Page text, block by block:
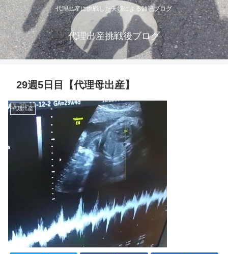
代理出産に挑戦した夫婦による雑記ブログ
代理出産挑戦後ブログ
29週5日目【代理母出産】
代理出産